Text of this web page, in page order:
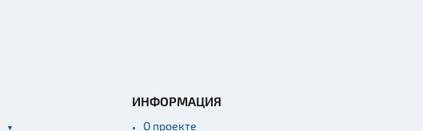
ИНФОРМАЦИЯ
О проекте